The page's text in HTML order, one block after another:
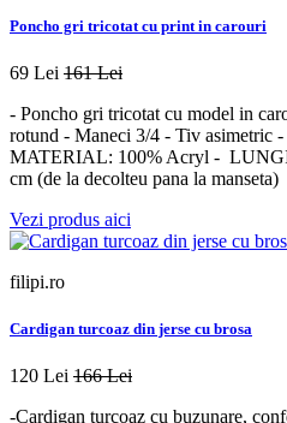
Poncho gri tricotat cu print in carouri
69 Lei 161 Lei
- Poncho gri tricotat cu model in
rotund - Maneci 3/4 - Tiv asimetric
MATERIAL: 100% Acryl -
cm (de la decolteu pana la manseta)
Vezi produs aici
filipi.ro
Cardigan turcoaz din jerse cu brosa
120 Lei 166 Lei
-Cardigan turcoaz cu buzunare,